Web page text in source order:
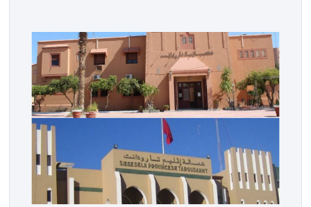
ادراج 10 التزامات ضمن برامجها الانتخابية المنتظرة، في إطار
تعاقد سياسي مع المناطق الجبلية والانتقال من الوعود
الانتخابية إلى التزامات عملية […]